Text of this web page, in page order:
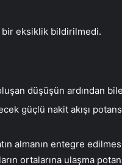
bir eksiklik bildirilmedi.
düşüşün ardından
güçlü nakit akışı
almanın entegre
ortalarına ulaşma